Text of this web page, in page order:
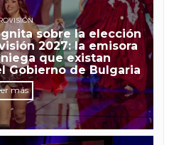
sobre la elección
2027: la emisora
que existan
Gobierno de Bulgaria
más